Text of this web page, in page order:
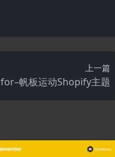
上一篇
帆板运动Shopify主题